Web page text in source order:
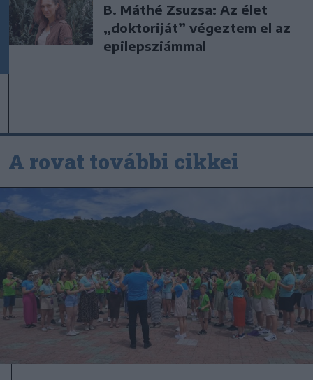
B. Máthé Zsuzsa: Az élet
„doktoriját” végeztem el az
epilepsziámmal
A rovat további cikkei